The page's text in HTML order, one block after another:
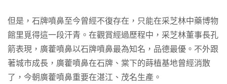
但是，石牌噴鼻至今曾經不復存在，只能在采芝林中藥博物
館里覓得這一段汗青。在觀賞經過歷程中，采芝林董事長孔
箭表現，廣藿噴鼻以石牌噴鼻最為知名，品德最優。不外跟
著城市成長，廣藿噴鼻在石牌、棠下的蒔植基地曾經消散
了，今朝廣藿噴鼻重要在湛江、茂名生產。